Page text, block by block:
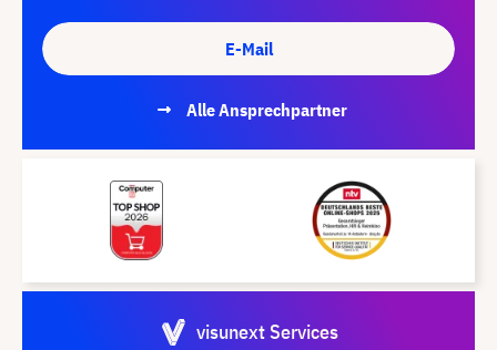
E-Mail
Alle Ansprechpartner
visunext Services